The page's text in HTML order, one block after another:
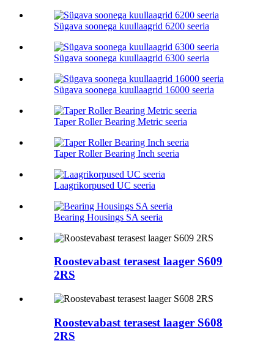
Sügava soonega kuullaagrid 6200 seeria
Sügava soonega kuullaagrid 6300 seeria
Sügava soonega kuullaagrid 16000 seeria
Taper Roller Bearing Metric seeria
Taper Roller Bearing Inch seeria
Laagrikorpused UC seeria
Bearing Housings SA seeria
Roostevabast terasest laager S609
2RS
Roostevabast terasest laager S608
2RS